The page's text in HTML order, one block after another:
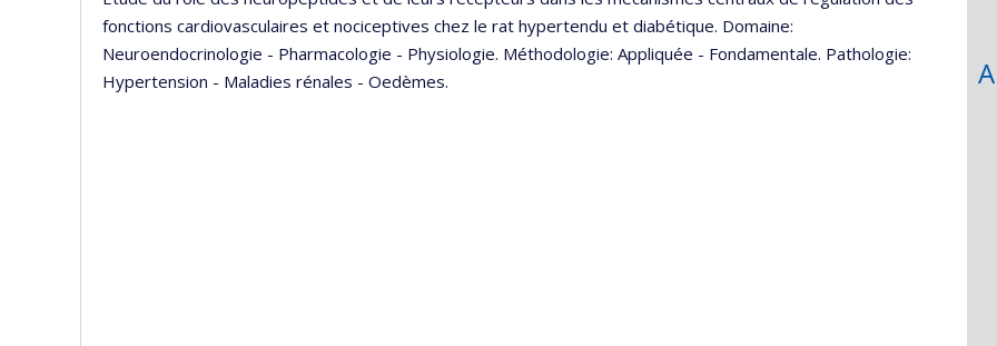
fonctions cardiovasculaires et nociceptives chez le rat hypertendu et diabétique. Domaine:
Neuroendocrinologie - Pharmacologie - Physiologie. Méthodologie: Appliquée - Fondamentale. Pathologie:
Hypertension - Maladies rénales - Oedèmes.